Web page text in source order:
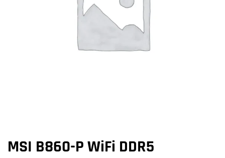
MSI B860-P WiFi DDR5